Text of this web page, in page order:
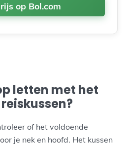
op Bol.com
letten met het
of het voldoende
je nek en hoofd. Het kussen